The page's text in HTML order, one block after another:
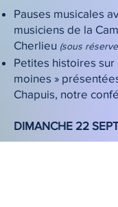
Pauses musicales
musiciens de la
Cherlieu (sous
Petites histoires sur
moines »
Chapuis, notre
DIMANCHE 22